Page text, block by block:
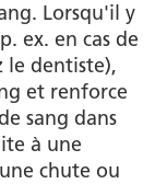
Lorsqu'il y
ex. en cas de
le dentiste),
et renforce
sang dans
à une
chute ou